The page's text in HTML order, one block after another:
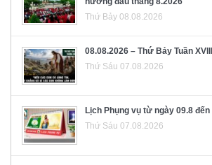
Thứ Bảy 08.08.2026
08.08.2026 – Thứ Bảy Tuần
Thứ Sáu 07.08.2026
Lịch Phụng vụ từ ngày 09.8 đến
Thứ Sáu 07.08.2026